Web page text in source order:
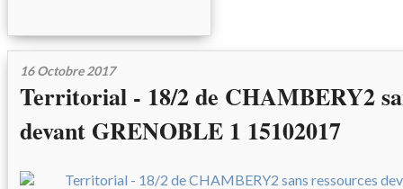
16 Octobre 2017
Territorial - 18/2 de CHAMBERY2
devant GRENOBLE 1 15102017